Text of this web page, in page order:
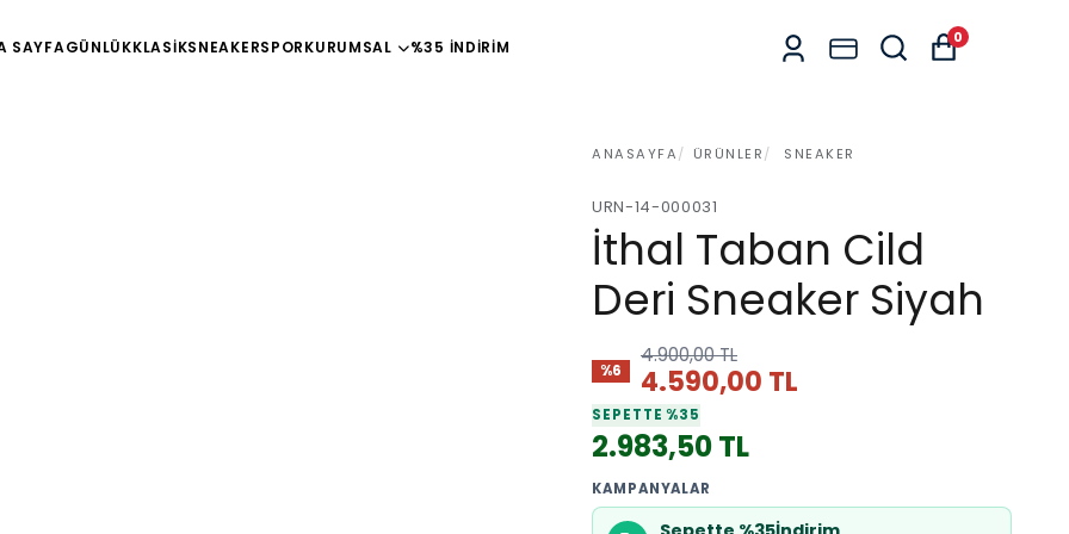
SAYFAGÜNLÜKKLASİKSNEAKERSPORKURUMSAL %35 İNDİRİM 0
ANASAYFA ÜRÜNLER SNEAKER
URN-14-000031
İthal Taban Cild
Deri Sneaker Siyah
%6 4.590,00 TL
4.900,00 TL
SEPETTE %35
2.983,50 TL
KAMPANYALAR